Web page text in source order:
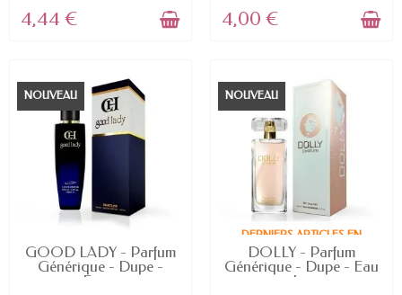
4,44 € 4,00 €
NOUVEAU
EN STOCK
GOOD LADY - Parfum
Générique - Dupe -
Eau...
NOUVEAU
DERNIERS ARTICLES EN
STOCK
DOLLY - Parfum
Générique - Dupe - Eau
de...